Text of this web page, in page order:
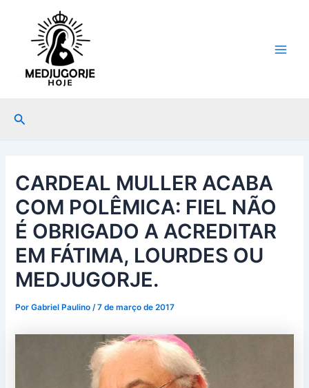
conteúdo
Pesquisar
CARDEAL MULLER ACABA
COM POLÊMICA: FIEL NÃO
É OBRIGADO A ACREDITAR
EM FÁTIMA, LOURDES OU
MEDJUGORJE.
PorGabriel Paulino/7 de março de 2017
navigation